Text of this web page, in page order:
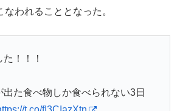
われることとなった。
！！！
出た食べ物しか食べられない3日